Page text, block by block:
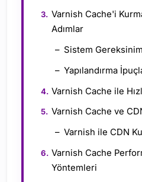
Varnish Cache'i
Adımlar
Sistem
Yapılandırma
Varnish Cache ile
Varnish Cache ve
Varnish ile CDN
Varnish Cache
Yöntemleri